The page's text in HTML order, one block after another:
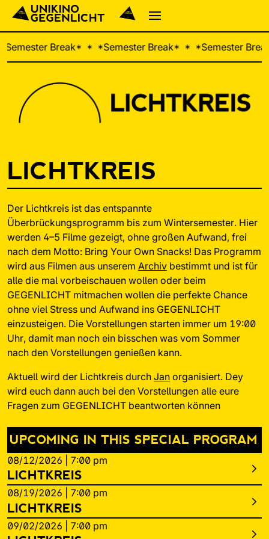
Semester Break  Semester Break  Semester
LICHTKREIS
Der Lichtkreis ist das entspannte
Überbrückungsprogramm bis zum Wintersemester. Hier
werden 4–5 Filme gezeigt, ohne großen Aufwand, frei
nach dem Motto: Bring Your Own Snacks! Das Programm
wird aus Filmen aus unserem Archiv bestimmt und ist für
alle die mal vorbeischauen wollen oder beim
GEGENLICHT mitmachen wollen die perfekte Chance
ohne viel Stress und Aufwand ins GEGENLICHT
einzusteigen. Die Vorstellungen starten immer um 19:00
Uhr, damit man noch ein bisschen was vom Sommer
nach den Vorstellungen genießen kann.
Aktuell wird der Lichtkreis durch Jan organisiert. Dey
wird euch dann auch bei den Vorstellungen alle eure
Fragen zum GEGENLICHT beantworten können
UPCOMING IN THIS SPECIAL PROGRAM
08/12/2026 | 7:00 pm
LICHTKREIS arrow_forward_ios
08/19/2026 | 7:00 pm
LICHTKREIS arrow_forward_ios
09/02/2026 | 7:00 pm
arrow_forward_ios